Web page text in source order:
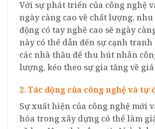
Với sự phát triển của công nghệ
ngày càng cao về chất lượng, nhu
động có tay nghề cao sẽ ngày
này có thể dẫn đến sự cạnh
các nhà thầu để thu hút nhân
lượng, kéo theo sự gia tăng về
2. Tác động của công nghệ và tự
Sự xuất hiện của công nghệ mới
hóa trong xây dựng có thể làm